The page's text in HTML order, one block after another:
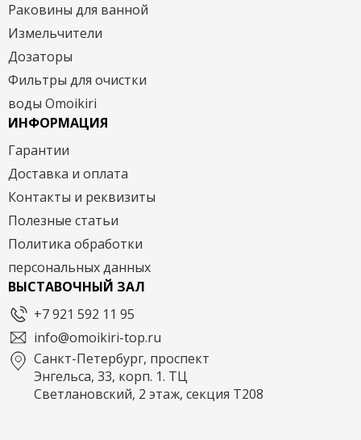
Раковины для ванной
Измельчители
Дозаторы
Фильтры для очистки
воды Omoikiri
ИНФОРМАЦИЯ
Гарантии
Доставка и оплата
Контакты и реквизиты
Полезные статьи
Политика обработки
персональных данных
ВЫСТАВОЧНЫЙ ЗАЛ
+7 921 592 11 95
info@omoikiri-top.ru
Санкт-Петербург, проспект
Энгельса, 33, корп. 1. ТЦ
Светлановский, 2 этаж, секция Т208